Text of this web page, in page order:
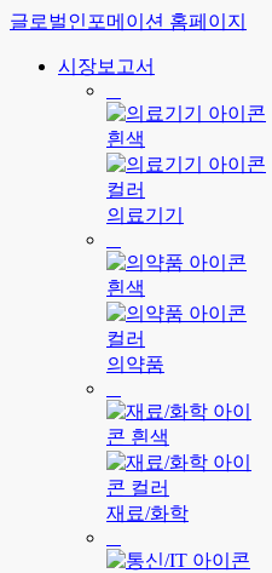
글로벌인포메이션 홈페이지
시장보고서
의료기기
의약품
재료/화학